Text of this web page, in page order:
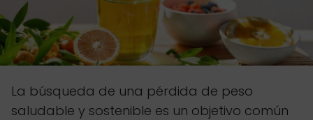
La búsqueda de una pérdida de peso
saludable y sostenible es un objetivo común